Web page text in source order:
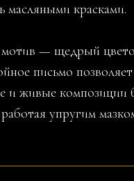
масляными красками.
— щедрый
письмо
и живые композиции
упругим